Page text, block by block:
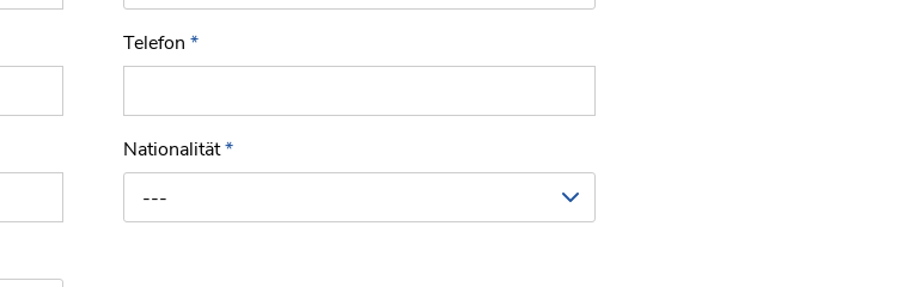
Telefon*
Nationalität*
---